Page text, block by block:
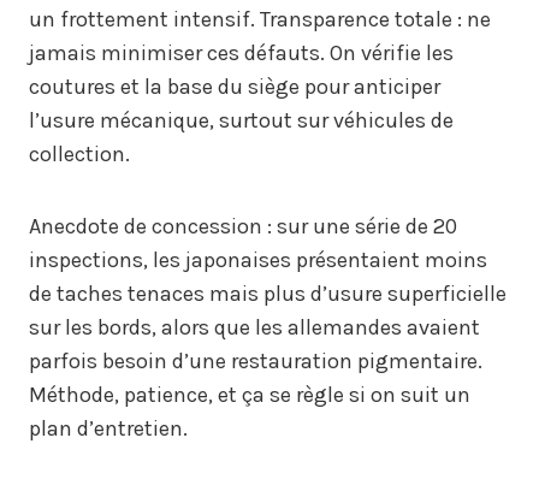
un frottement intensif. Transparence totale : ne
jamais minimiser ces défauts. On vérifie les
coutures et la base du siège pour anticiper
l’usure mécanique, surtout sur véhicules de
collection.
Anecdote de concession : sur une série de 20
inspections, les japonaises présentaient moins
de taches tenaces mais plus d’usure superficielle
sur les bords, alors que les allemandes avaient
parfois besoin d’une restauration pigmentaire.
Méthode, patience, et ça se règle si on suit un
plan d’entretien.